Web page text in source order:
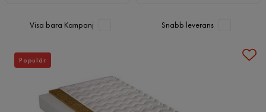
Visa bara Kampanj Snabb leverans
Populär